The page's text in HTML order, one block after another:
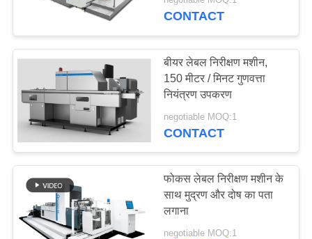
समाचार
उद्धरण
अनुरोध
साइटमैप
कार्टन निरीक्षण मशीन
CONTACT
बीयर लेबल निरीक्षण मशीन,
150 मीटर / मिनट गुणवत्ता
नियंत्रण उपकरण
negotiable MOQ:1
CONTACT
फोकस लेबल निरीक्षण मशीन के
साथ मुद्रण और दोष का पता
लगाना
negotiable MOQ:1